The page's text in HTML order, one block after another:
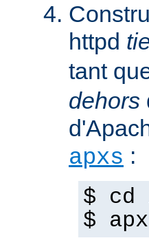
httpd
tant
dehors
apxs :
$ cd
$